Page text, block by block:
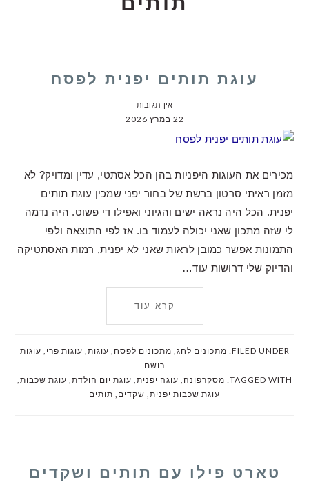
עוגת תותים יפנית לפסח
אין תגובות
22 במרץ 2026
מכירים את העוגות היפניות בהן הכל אסתטי, עדין ומדויק? לא
מזמן ראיתי סרטון ברשת של בחור יפני שמכין עוגת תותים
יפנית. הכל היה נראה ישים והגיוני ואפילו די פשוט. היה נדמה
לי שזה מתכון שאני יכולה לעמוד בו. אז לפי התוצאה ולפי
התמונות אפשר כמובן לראות שאני לא יפנית, רמות האסתטיקה
והדיוק שלי דרושות עוד…
קרא עוד
FILED UNDER: מתכונים לחג, מתכונים לפסח , עוגות, עוגות פרי , עוגות
רושם
TAGGED WITH: מסקרפונה, עוגה יפנית, עוגת יום הולדת, עוגת שכבות,
עוגת שכבות יפנית, שקדים , תותים
טארט פילו עם תותים ושקדים